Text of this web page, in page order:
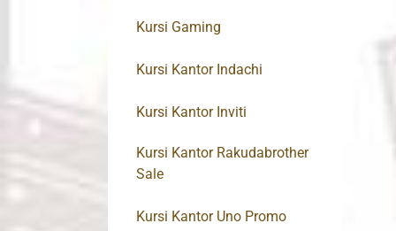
Kursi Gaming
Kursi Kantor Indachi
Kursi Kantor Inviti
Kursi Kantor Rakudabrother
Sale
Kursi Kantor Uno Promo